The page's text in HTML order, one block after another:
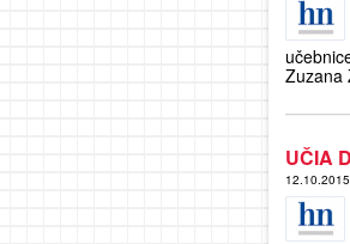
Zuzana
UČIA